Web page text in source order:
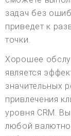
задач без
приведет к
точки.
Хорошее
является
значительных
привлечения
уровня CRM.
любой